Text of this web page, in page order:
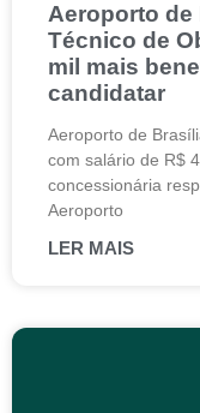
Aeroporto de
Técnico de
mil mais
candidatar
Aeroporto de
com salário de R$
concessionária
Aeroporto
LER MAIS